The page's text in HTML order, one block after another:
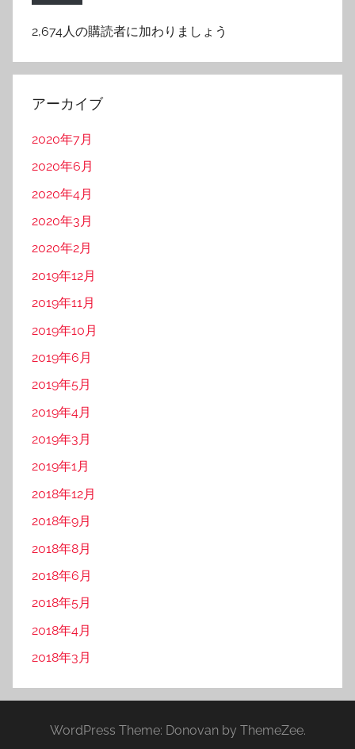
ス
2,674人の購読者に加わりましょう
アーカイブ
2020年7月
2020年6月
2020年4月
2020年3月
2020年2月
2019年12月
2019年11月
2019年10月
2019年6月
2019年5月
2019年4月
2019年3月
2019年1月
2018年12月
2018年9月
2018年8月
2018年6月
2018年5月
2018年4月
2018年3月
WordPress Theme: Donovan by ThemeZee.